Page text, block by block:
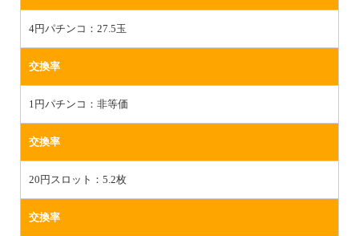
4円パチンコ：27.5玉
交換率
1円パチンコ：非等価
交換率
20円スロット：5.2枚
交換率